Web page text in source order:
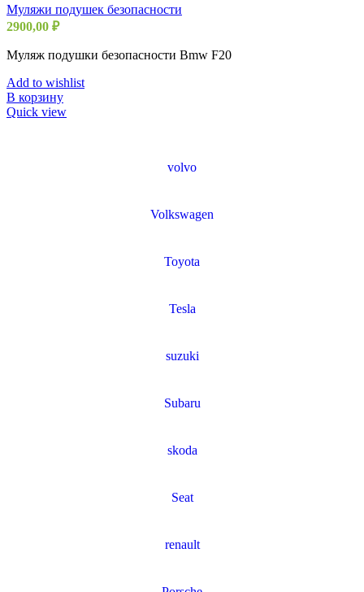
Муляжи подушек безопасности
2900,00 ₽
Муляж подушки безопасности Bmw F20
Add to wishlist
В корзину
Quick view
volvo
Volkswagen
Toyota
Tesla
suzuki
Subaru
skoda
Seat
renault